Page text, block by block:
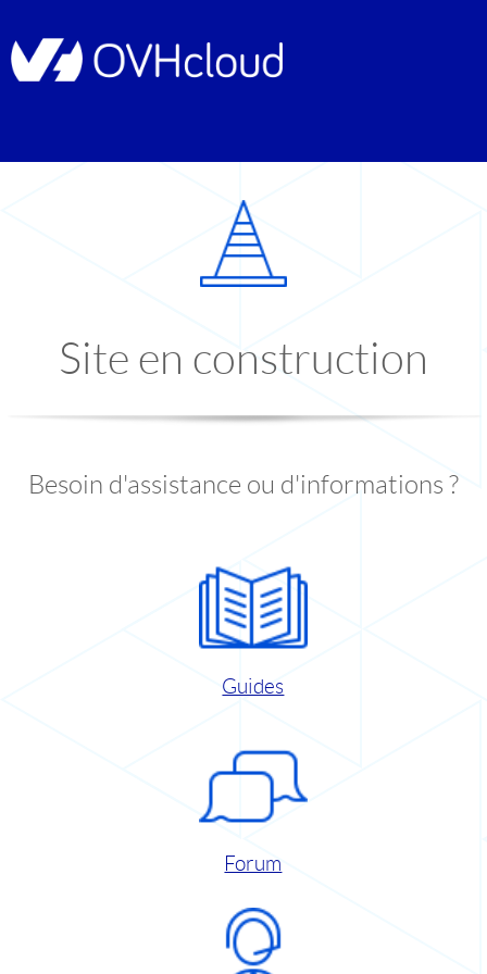
Site en construction
Besoin d'assistance ou d'informations ?
Guides
Forum